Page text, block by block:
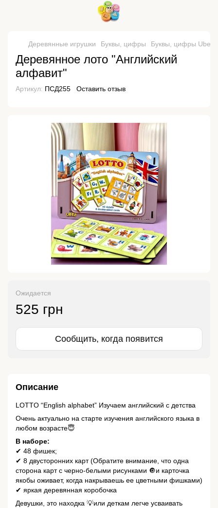
Деревянные игрушки Буквы, цифры Буквы, цифры Ubee
Деревянное лото "Английский
алфавит"
Артикул: ПСД255 Оставить отзыв
Ожидается
525 грн
Сообщить, когда появится
Описание
LOTTO “English alphabet” Изучаем английский с детства
Очень актуально на старте изучения английского языка в
любом возрасте😇
В наборе:
✔ 48 фишек;
✔ 8 двусторонних карт (Обратите внимание, что одна
сторона карт с черно-белыми рисунками 🔘и карточка
якобы оживает, когда накрываешь ее цветными фишками)
✔ яркая деревянная коробочка
Девушки, это находка 💡или деткам легче усваивать